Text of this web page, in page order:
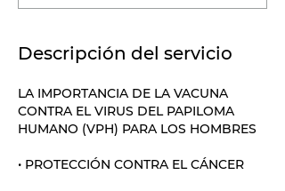
Descripción del servicio
LA IMPORTANCIA DE LA VACUNA
CONTRA EL VIRUS DEL PAPILOMA
HUMANO (VPH) PARA LOS HOMBRES
• PROTECCIÓN CONTRA EL CÁNCER